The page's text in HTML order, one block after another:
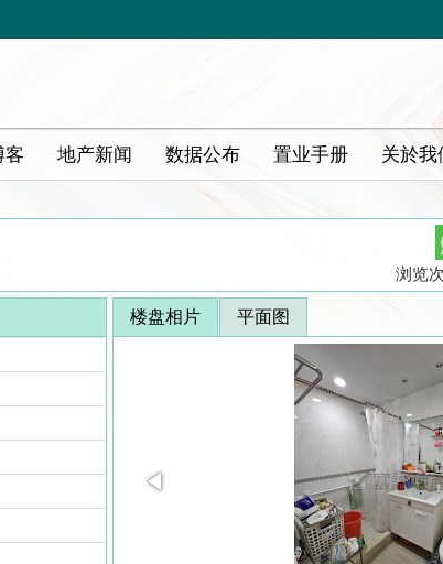
客 地产新闻 数据公布 置业手册 关於我
浏览
楼盘相片 平面图